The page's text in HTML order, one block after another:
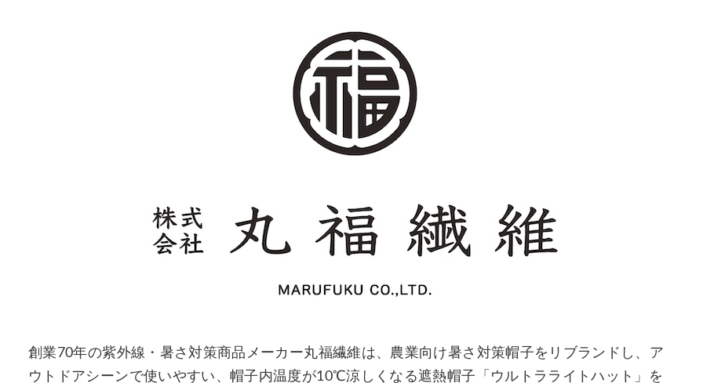
創業70年の紫外線・暑さ対策商品メーカー丸福繊維は、農業向け暑さ対策帽子をリブランドし、ア
ウトドアシーンで使いやすい、帽子内温度が10℃涼しくなる遮熱帽子「ウルトラライトハット」を